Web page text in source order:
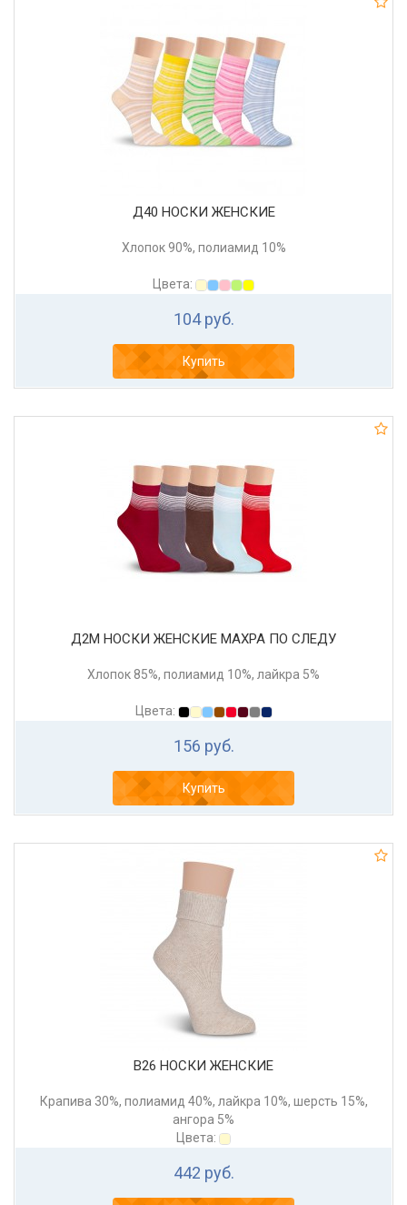
Д40 НОСКИ ЖЕНСКИЕ
Хлопок 90%, полиамид 10%
Цвета:
104 руб.
Купить
Д2М НОСКИ ЖЕНСКИЕ МАХРА ПО СЛЕДУ
Хлопок 85%, полиамид 10%, лайкра 5%
Цвета:
156 руб.
Купить
В26 НОСКИ ЖЕНСКИЕ
Крапива 30%, полиамид 40%, лайкра 10%, шерсть 15%,
ангора 5%
Цвета:
442 руб.